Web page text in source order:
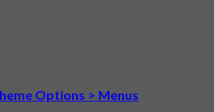
Options > Menus